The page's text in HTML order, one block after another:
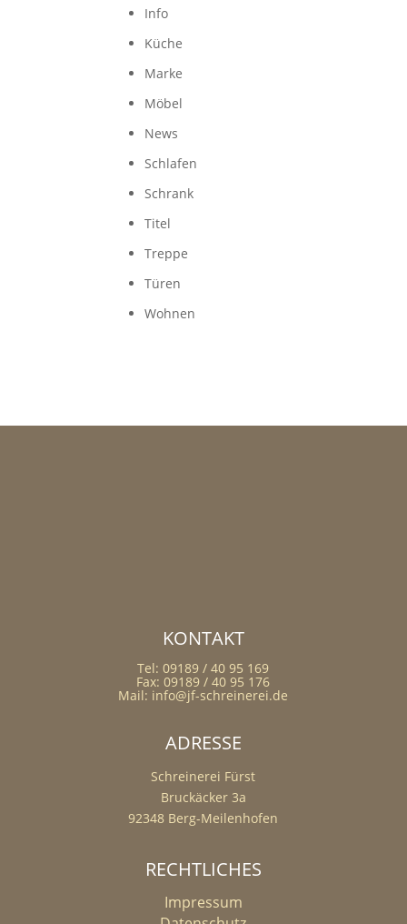
Info
Küche
Marke
Möbel
News
Schlafen
Schrank
Titel
Treppe
Türen
Wohnen
KONTAKT
Tel: 09189 / 40 95 169
Fax: 09189 / 40 95 176
Mail: info@jf-schreinerei.de
ADRESSE
Schreinerei Fürst
Bruckäcker 3a
92348 Berg-Meilenhofen
RECHTLICHES
Impressum